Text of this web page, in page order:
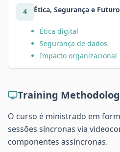
4 Ética, Segurança e
Ética digital
Segurança de dados
Impacto organizacional
Training
O curso é ministrado em
sessões síncronas via
componentes assíncronas.